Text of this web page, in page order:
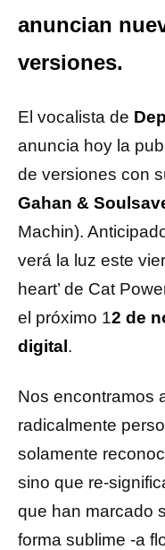
anuncian
versiones.
El vocalista de
anuncia hoy la
de versiones con
Gahan &
Machin).
verá la luz este
heart’ de Cat
el próximo 12 de
digital .
Nos encontramos
radicalmente
solamente
sino que re-
que han marcado
forma sublime -a